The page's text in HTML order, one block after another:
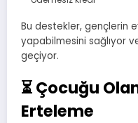
Bu destekler, gençlerin
yapabilmesini sağlıyor
geçiyor.
⏳ Çocuğu
Erteleme